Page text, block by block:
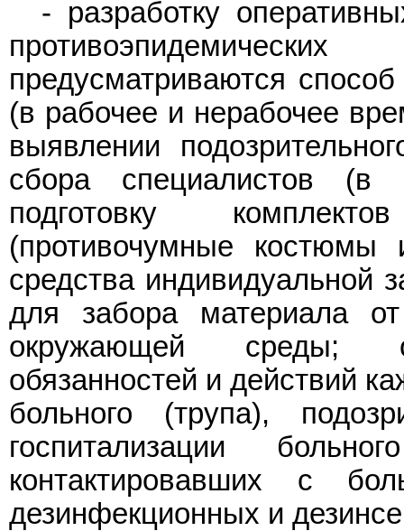
- разработку
предусматриваются
(в рабочее и нерабочее
выявлении
сбора специалистов
подготовку
(противочумные костюмы
средства индивидуальной
для забора материала
окружающей среды;
обязанностей и действий
больного (трупа),
госпитализации
контактировавших с
дезинфекционных и